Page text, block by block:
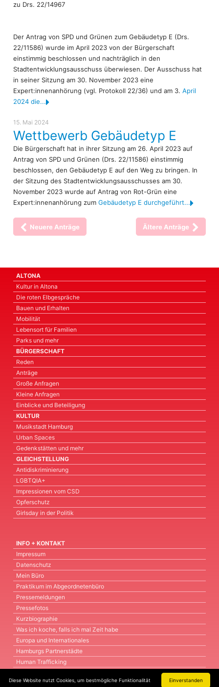
zu Drs. 22/14967
Der Antrag von SPD und Grünen zum Gebäudetyp E (Drs.
22/11586) wurde im April 2023 von der Bürgerschaft
einstimmig beschlossen und nachträglich in den
Stadtentwicklungsausschuss überwiesen. Der Ausschuss hat
in seiner Sitzung am 30. November 2023 eine
Expert:innenanhörung (vgl. Protokoll 22/36) und am 3.April
2024 die...
15. Mai 2024
Wettbewerb Gebäudetyp E
Die Bürgerschaft hat in ihrer Sitzung am 26. April 2023 auf
Antrag von SPD und Grünen (Drs. 22/11586) einstimmig
beschlossen, den Gebäudetyp E auf den Weg zu bringen. In
der Sitzung des Stadtentwicklungsausschusses am 30.
November 2023 wurde auf Antrag von Rot-Grün eine
Expert:innenanhörung zumGebäudetyp E durchgeführt...
Neuere Anträge Ältere Anträge
ALTONA
Kultur in Altona
Die roten Elbgespräche
Bauen und Erhalten
Mobilität
Lebensort für Familien
Parks und mehr
BÜRGERSCHAFT
Reden
Anträge
Große Anfragen
Kleine Anfragen
Einblicke und Beteiligung
KULTUR
Musikstadt Hamburg
Urban Spaces
Gedenkstätten und mehr
GLEICHSTELLUNG
Antidiskriminierung
LGBTQIA+
Impressionen vom CSD
Opferschutz
Girlsday in der Politik
INFO + KONTAKT
Impressum
Datenschutz
Mein Büro
Praktikum im Abgeordnetenbüro
Pressemeldungen
Pressefotos
Kurzbiographie
Was ich koche, falls ich mal Zeit habe
Europa und Internationales
Hamburgs Partnerstädte
Human Trafficking
Arbeitsmarkt und Wohlfahrt
Einverstanden
Diese Website nutzt Cookies, um bestmögliche Funktionalität